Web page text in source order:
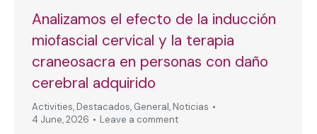
Analizamos el efecto de la inducción
miofascial cervical y la terapia
craneosacra en personas con daño
cerebral adquirido
Activities, Destacados, General, Noticias
4 June, 2026
Leave a comment